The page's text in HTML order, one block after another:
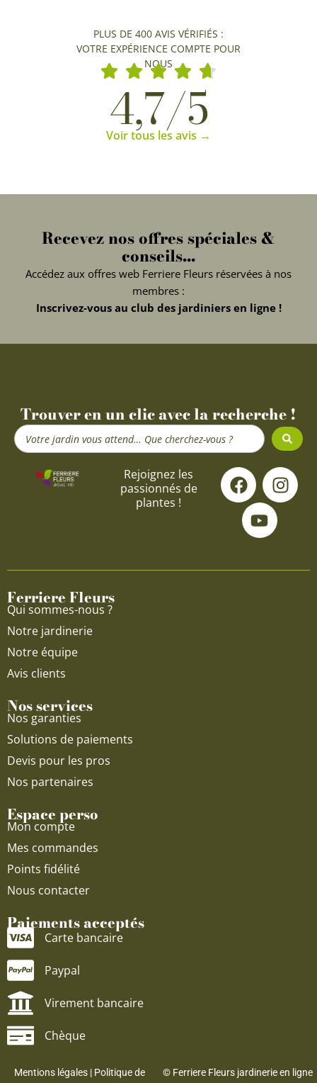
PLUS DE 400 AVIS VÉRIFIÉS :
VOTRE EXPÉRIENCE COMPTE POUR
NOUS
4,7/5
Voir tous les avis →
Recevez nos offres spéciales &
conseils...
Accédez aux offres web Ferriere Fleurs réservées à nos
membres :
Inscrivez-vous au club des jardiniers en ligne !
Trouver en un clic avec la recherche !
Search
...
Rejoignez les
passionnés de
plantes !
F
a
c
e
o
I
n
s
g
Y
o
u
t
u
b
Ferriere Fleurs
Qui sommes-nous ?
Notre jardinerie
Notre équipe
Avis clients
Nos services
Nos garanties
Solutions de paiements
Devis pour les pros
Nos partenaires
Espace perso
Mon compte
Mes commandes
Points fidélité
Nous contacter
Paiements acceptés
Carte bancaire
Paypal
Virement bancaire
Chèque
Mentions légales| Politique de © Ferriere Fleurs jardinerie en ligne